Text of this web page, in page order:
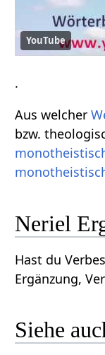
YouTube
.
Aus welcher
bzw.
Neriel
Hast du
Ergänzung,
Siehe